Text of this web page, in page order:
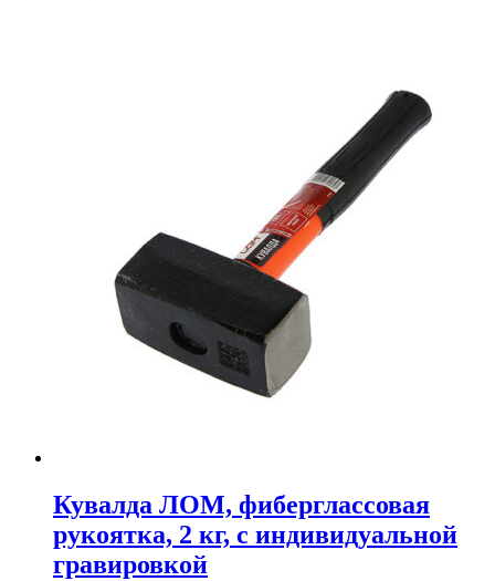
Кувалда ЛОМ, фиберглассовая
рукоятка, 2 кг, с индивидуальной
гравировкой